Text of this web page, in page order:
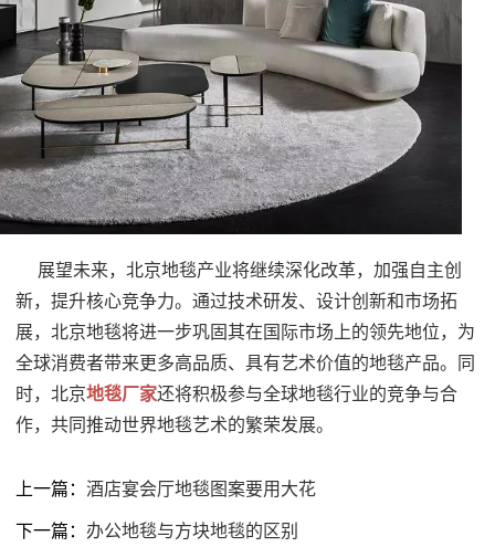
展望未来，北京地毯产业将继续深化改革，加强自主创
新，提升核心竞争力。通过技术研发、设计创新和市场拓
展，北京地毯将进一步巩固其在国际市场上的领先地位，为
全球消费者带来更多高品质、具有艺术价值的地毯产品。同
时，北京地毯厂家还将积极参与全球地毯行业的竞争与合
作，共同推动世界地毯艺术的繁荣发展。
上一篇： 酒店宴会厅地毯图案要用大花
下一篇： 办公地毯与方块地毯的区别